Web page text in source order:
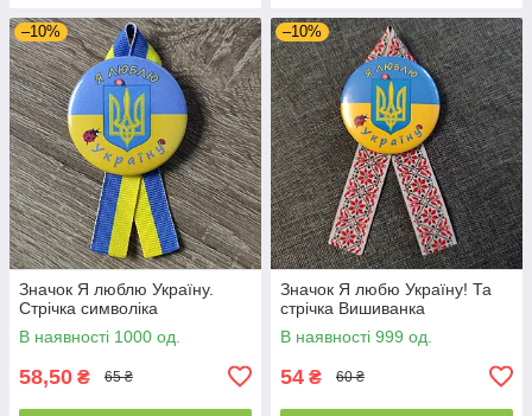
–10%
Значок Я люблю Україну.
Стрічка символіка
В наявності 1000 од.
58,50 ₴ 65 ₴
–10%
Значок Я любю Україну! Та
стрічка Вишиванка
В наявності 999 од.
54 ₴ 60 ₴